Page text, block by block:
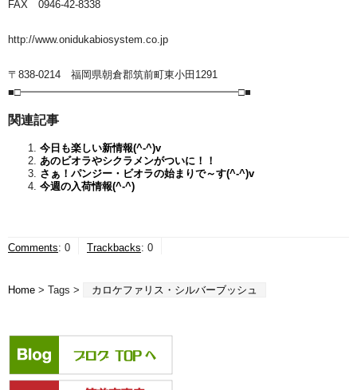
FAX 0946-42-8338
http://www.onidukabiosystem.co.jp
〒838-0214 福岡県朝倉郡筑前町東小田1291
■□━━━━━━━━━━━━━━━━━━━━━□■
関連記事
今日も楽しい新情報(^-^)v
あのビオラやシクラメンがついに！！
さぁ！パンジー・ビオラの始まりで～す(^-^)v
今週の入荷情報(^-^)
Comments: 0 Trackbacks: 0
Home > Tags > カロケファリス・シルバーブッシュ